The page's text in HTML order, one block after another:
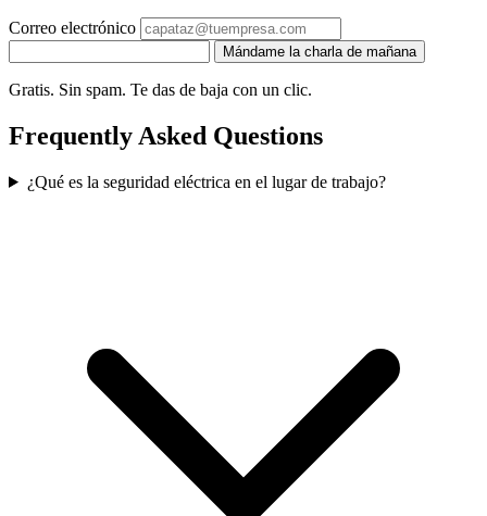
Correo electrónico
Mándame la charla de mañana
Gratis. Sin spam. Te das de baja con un clic.
Frequently Asked Questions
¿Qué es la seguridad eléctrica en el lugar de trabajo?